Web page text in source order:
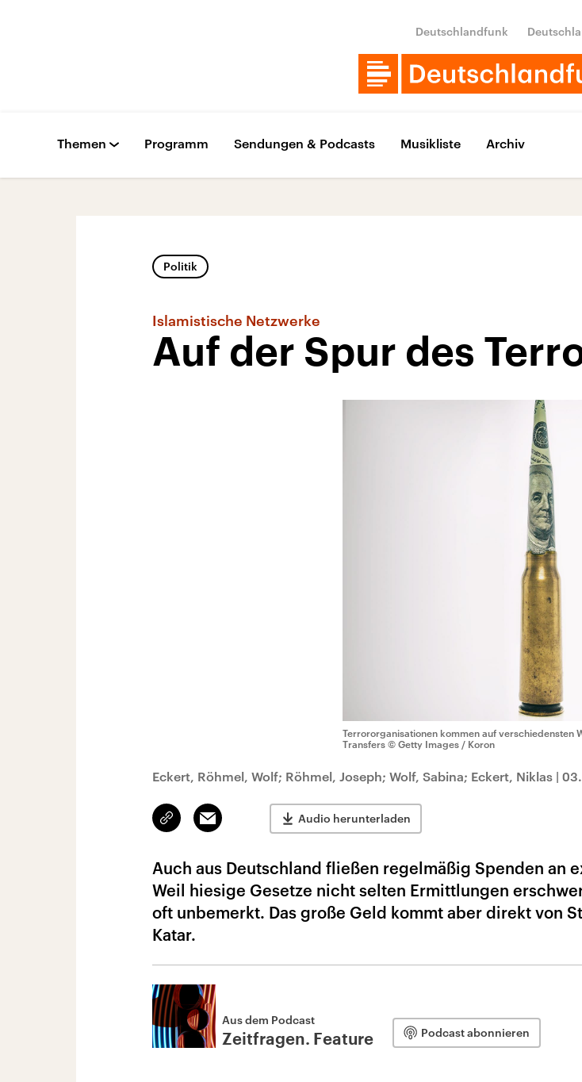
Deutschlandfunk
Themen Programm Sendungen & Podcasts Musikliste Archiv
Politik
Islamistische Netzwerke
Auf der Spur des
Terrororganisationen kommen auf verschiedensten
Transfers © Getty Images / Koron
Eckert, Röhmel, Wolf; Röhmel, Joseph; Wolf, Sabina; Eckert, Niklas |
Link
kopieren/teilen
Email Audio herunterladen
Auch aus Deutschland fließen regelmäßig Spenden an
Weil hiesige Gesetze nicht selten Ermittlungen
oft unbemerkt. Das große Geld kommt aber direkt von
Katar.
Aus dem Podcast
Zeitfragen. Feature Podcast abonnieren